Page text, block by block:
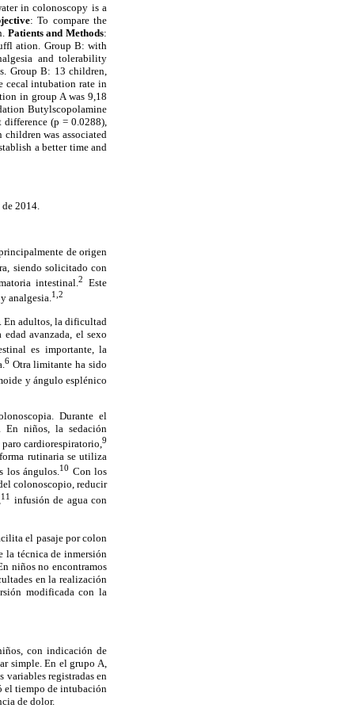
in colonoscopy is a
: To compare the
Patients and Methods:
ation. Group B: with
and tolerability
Group B: 13 children,
cecal intubation rate in
in group A was 9,18
Butylscopolamine
(p = 0.0288),
was associated
a better time and
de 2014.
de origen
siendo solicitado con
intestinal.2
Este
analgesia.1,2
En adultos, la dificultad
avanzada, el sexo
es importante, la
6Otra limitante ha sido
y ángulo esplénico
Durante el
En niños, la sedación
cardiorespiratorio,9
rutinaria se utiliza
los ángulos.10 Con los
colonoscopio, reducir
11 infusión de agua con
el pasaje por colon
la técnica de inmersión
niños no encontramos
en la realización
modificada con la
con indicación de
simple. En el grupo A,
registradas en
el tiempo de intubación
de dolor.